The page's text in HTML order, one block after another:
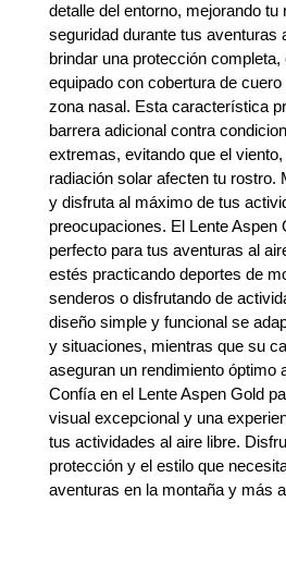
detalle del entorno, mejorando tu
seguridad durante tus aventuras
brindar una protección completa,
equipado con cobertura de
zona nasal. Esta característica
barrera adicional contra
extremas, evitando que el
radiación solar afecten tu rostro.
y disfruta al máximo de tus
preocupaciones. El Lente Aspen
perfecto para tus aventuras al
estés practicando deportes de
senderos o disfrutando de
diseño simple y funcional se
y situaciones, mientras que su
aseguran un rendimiento óptimo
Confía en el Lente Aspen Gold
visual excepcional y una
tus actividades al aire libre.
protección y el estilo que
aventuras en la montaña y más